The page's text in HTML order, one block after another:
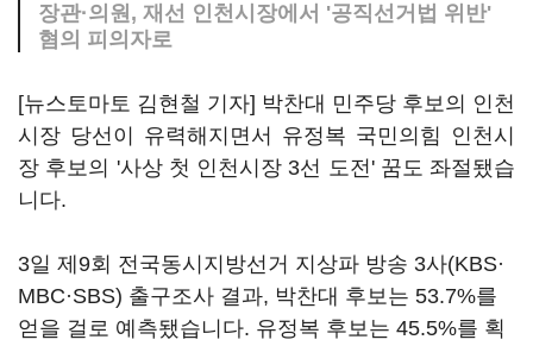
장관·의원, 재선 인천시장에서 '공직선거법 위반'
혐의 피의자로
[뉴스토마토 김현철 기자] 박찬대 민주당 후보의 인천
시장 당선이 유력해지면서 유정복 국민의힘 인천시
장 후보의 '사상 첫 인천시장 3선 도전' 꿈도 좌절됐습
니다.
3일 제9회 전국동시지방선거 지상파 방송 3사(KBS·
MBC·SBS) 출구조사 결과, 박찬대 후보는 53.7%를
얻을 걸로 예측됐습니다. 유정복 후보는 45.5%를 획